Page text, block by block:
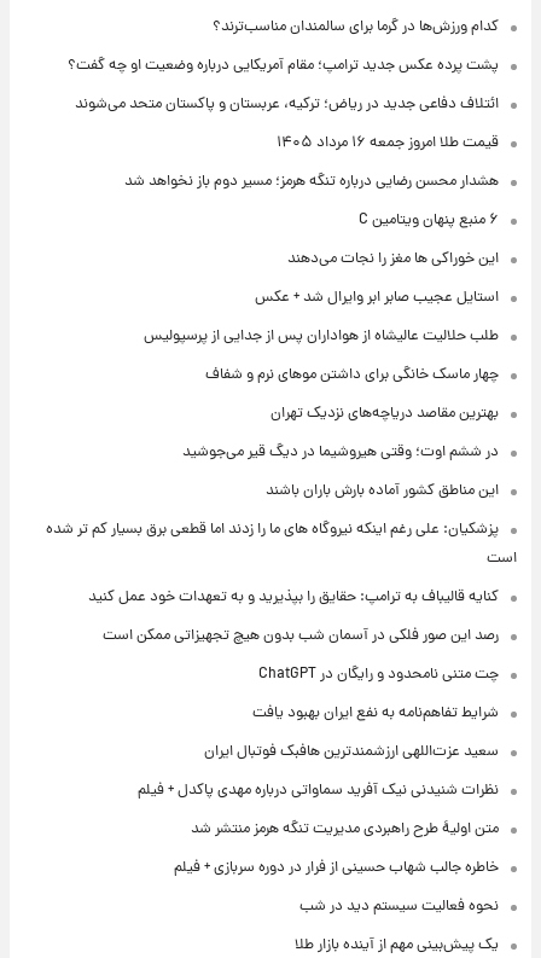
کدام ورزش‌ها در گرما برای سالمندان مناسب‌ترند؟
پشت پرده عکس جدید ترامپ؛ مقام آمریکایی درباره وضعیت او چه گفت؟
ائتلاف دفاعی جدید در ریاض؛ ترکیه، عربستان و پاکستان متحد می‌شوند
قیمت طلا امروز جمعه ۱۶ مرداد ۱۴۰۵
هشدار محسن رضایی درباره تنگه هرمز؛ مسیر دوم باز نخواهد شد
۶ منبع پنهان ویتامین C
این خوراکی ها مغز را نجات می‌دهند
استایل عجیب صابر ابر وایرال شد + عکس
طلب حلالیت عالیشاه از هواداران پس از جدایی از پرسپولیس
چهار ماسک خانگی برای داشتن موهای نرم و شفاف
بهترین مقاصد دریاچه‌های نزدیک تهران
در ششم اوت؛ وقتی هیروشیما در دیگ قیر می‌جوشید
این مناطق کشور آماده بارش باران باشند
پزشکیان: علی رغم اینکه نیروگاه های ما را زدند اما قطعی برق بسیار کم تر شده
است
کنایه قالیباف به ترامپ: حقایق را بپذیرید و به تعهدات خود عمل کنید
رصد این صور فلکی در آسمان شب بدون هیچ تجهیزاتی ممکن است
چت متنی نامحدود و رایگان در ChatGPT
شرایط تفاهم‌نامه به نفع ایران بهبود یافت
سعید عزت‌اللهی ارزشمندترین هافبک فوتبال ایران
نظرات شنیدنی نیک آفرید سماواتی درباره مهدی پاکدل + فیلم
متن اولیۀ طرح راهبردی مدیریت تنگه هرمز منتشر شد
خاطره جالب شهاب حسینی از فرار در دوره سربازی + فیلم
نحوه فعالیت سیستم دید در شب
یک پیش‌بینی مهم از آینده بازار طلا